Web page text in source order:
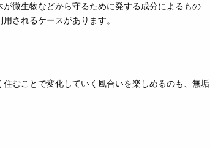
が微生物などから守るために発する成分によるもの
されるケースがあります。
むことで変化していく風合いを楽しめるのも、無垢